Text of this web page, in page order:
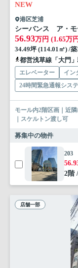
NEW
港区芝浦
シーバンス ア・
56.93万円 (1.65万
34.49坪 (114.01㎡) /
都営浅草線「大門
エレベーター イン
24時間緊急通報シス
モール内2階区画｜近
｜スケルトン渡し可
募集中の物件
203
2階
店舗一部